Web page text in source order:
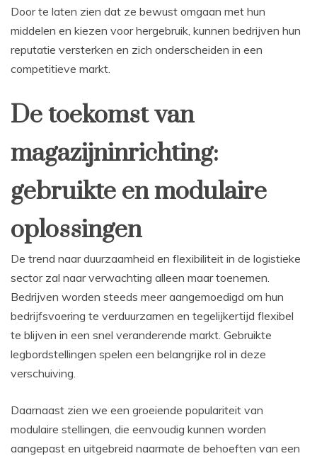
Door te laten zien dat ze bewust omgaan met hun
middelen en kiezen voor hergebruik, kunnen bedrijven hun
reputatie versterken en zich onderscheiden in een
competitieve markt.
De toekomst van
magazijninrichting:
gebruikte en modulaire
oplossingen
De trend naar duurzaamheid en flexibiliteit in de logistieke
sector zal naar verwachting alleen maar toenemen.
Bedrijven worden steeds meer aangemoedigd om hun
bedrijfsvoering te verduurzamen en tegelijkertijd flexibel
te blijven in een snel veranderende markt. Gebruikte
legbordstellingen spelen een belangrijke rol in deze
verschuiving.
Daarnaast zien we een groeiende populariteit van
modulaire stellingen, die eenvoudig kunnen worden
aangepast en uitgebreid naarmate de behoeften van een